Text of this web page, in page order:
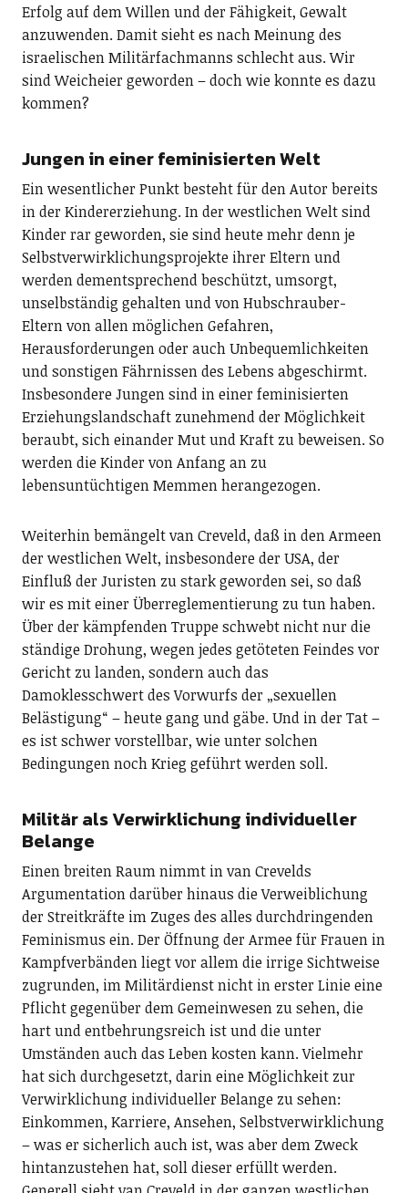
Erfolg auf dem Willen und der Fähigkeit, Gewalt
anzuwenden. Damit sieht es nach Meinung des
israelischen Militärfachmanns schlecht aus. Wir
sind Weicheier geworden – doch wie konnte es dazu
kommen?
Jungen in einer feminisierten Welt
Ein wesentlicher Punkt besteht für den Autor bereits
in der Kindererziehung. In der westlichen Welt sind
Kinder rar geworden, sie sind heute mehr denn je
Selbstverwirklichungsprojekte ihrer Eltern und
werden dementsprechend beschützt, umsorgt,
unselbständig gehalten und von Hubschrauber-
Eltern von allen möglichen Gefahren,
Herausforderungen oder auch Unbequemlichkeiten
und sonstigen Fährnissen des Lebens abgeschirmt.
Insbesondere Jungen sind in einer feminisierten
Erziehungslandschaft zunehmend der Möglichkeit
beraubt, sich einander Mut und Kraft zu beweisen. So
werden die Kinder von Anfang an zu
lebensuntüchtigen Memmen herangezogen.
Weiterhin bemängelt van Creveld, daß in den Armeen
der westlichen Welt, insbesondere der USA, der
Einfluß der Juristen zu stark geworden sei, so daß
wir es mit einer Überreglementierung zu tun haben.
Über der kämpfenden Truppe schwebt nicht nur die
ständige Drohung, wegen jedes getöteten Feindes vor
Gericht zu landen, sondern auch das
Damoklesschwert des Vorwurfs der „sexuellen
Belästigung“ – heute gang und gäbe. Und in der Tat –
es ist schwer vorstellbar, wie unter solchen
Bedingungen noch Krieg geführt werden soll.
Militär als Verwirklichung individueller
Belange
Einen breiten Raum nimmt in van Crevelds
Argumentation darüber hinaus die Verweiblichung
der Streitkräfte im Zuges des alles durchdringenden
Feminismus ein. Der Öffnung der Armee für Frauen in
Kampfverbänden liegt vor allem die irrige Sichtweise
zugrunden, im Militärdienst nicht in erster Linie eine
Pflicht gegenüber dem Gemeinwesen zu sehen, die
hart und entbehrungsreich ist und die unter
Umständen auch das Leben kosten kann. Vielmehr
hat sich durchgesetzt, darin eine Möglichkeit zur
Verwirklichung individueller Belange zu sehen:
Einkommen, Karriere, Ansehen, Selbstverwirklichung
– was er sicherlich auch ist, was aber dem Zweck
hintanzustehen hat, soll dieser erfüllt werden.